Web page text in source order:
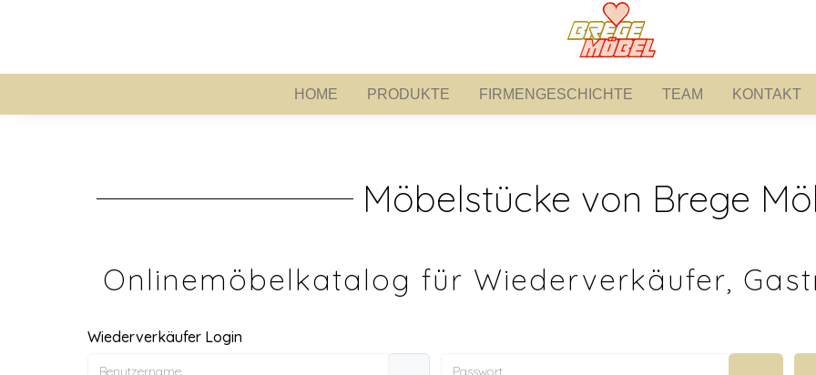
HOME PRODUKTE FIRMENGESCHICHTE TEAM KONTAKT
Möbelstücke von Brege
Onlinemöbelkatalog für Wiederverkäufer,
Wiederverkäufer Login
Benutzername
Passwort